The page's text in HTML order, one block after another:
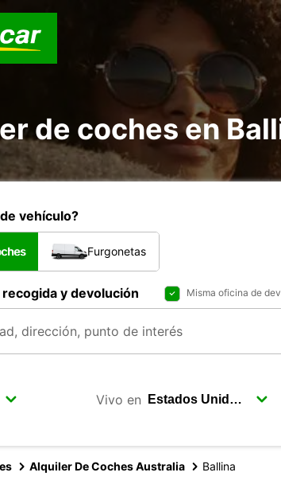
de coches en
vehículo?
Furgonetas
y devolución Misma oficina de
Vivo en
Alquiler De Coches Australia Ballina